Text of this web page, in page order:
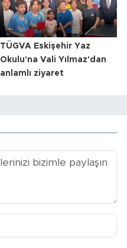
TÜGVA Eskişehir Yaz
Okulu'na Vali Yılmaz'dan
anlamlı ziyaret